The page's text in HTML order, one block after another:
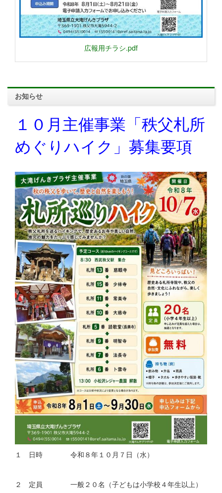
広報用チラシ.pdf
お知らせ
１０月主催事業「秩父札所
めぐりハイク」募集要項
１ 日時 令和８年１０月７日（水）
２ 定員 一般２０名（子どもは小学校４年生以上）